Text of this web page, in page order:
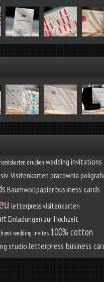
drucken wedding invitations
Visitenkarten pracownia
Baumwollpapierbusiness cards
letterpress visitenkarten
Einladungen zur Hochzeit
wedding invites 100% cotton
studio letterpress business